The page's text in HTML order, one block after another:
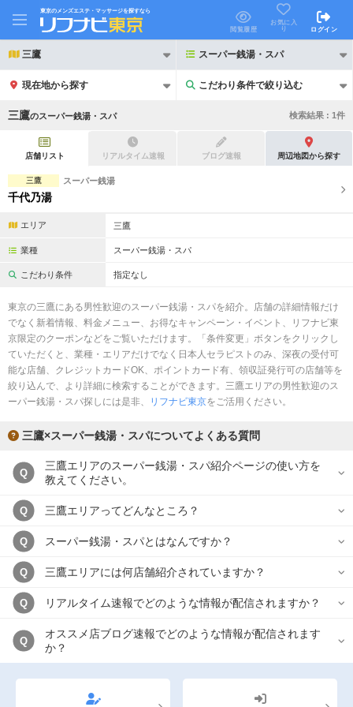
東京のメンズエステ・マッサージを探すなら
閲覧履歴
お気に入
り
ログイン
三鷹 スーパー銭湯・スパ
現在地から探す こだわり条件で絞り込む
こだわり条件で絞り込む
21時以降も受付
2名様歓迎 団体様歓迎
完全個室 半個室あり
ペアルームあり シャワー室完備
日本人スタッフのみ
スタッフ指名可
駅から徒歩5分以内
三鷹のスーパー銭湯・スパ 検索結果 : 1件
店舗リスト リアルタイム速報 ブログ速報 周辺地図から探す
三鷹 スーパー銭湯
千代乃湯
エリア 三鷹
業種 スーパー銭湯・スパ
こだわり条件 指定なし
東京の三鷹にある男性歓迎のスーパー銭湯・スパを紹介。店舗の詳細情報だけ
でなく新着情報、料金メニュー、お得なキャンペーン・イベント、リフナビ東
京限定のクーポンなどをご覧いただけます。「条件変更」ボタンをクリックし
ていただくと、業種・エリアだけでなく日本人セラピストのみ、深夜の受付可
能な店舗、クレジットカードOK、ポイントカード有、領収証発行可の店舗等を
絞り込んで、より詳細に検索することができます。三鷹エリアの男性歓迎のス
ーパー銭湯・スパ探しには是非、
リフナビ東京をご活用ください。
三鷹×スーパー銭湯・スパについてよくある質問
Q
三鷹エリアのスーパー銭湯・スパ紹介ページの使い方を
教えてください。
Q 三鷹エリアってどんなところ？
Q スーパー銭湯・スパとはなんですか？
Q 三鷹エリアには何店舗紹介されていますか？
Q リアルタイム速報でどのような情報が配信されますか？
Q
オススメ店ブログ速報でどのような情報が配信されます
か？